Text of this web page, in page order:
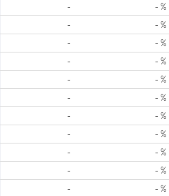
- - %
- - %
- - %
- - %
- - %
- - %
- - %
- - %
- - %
- - %
- - %